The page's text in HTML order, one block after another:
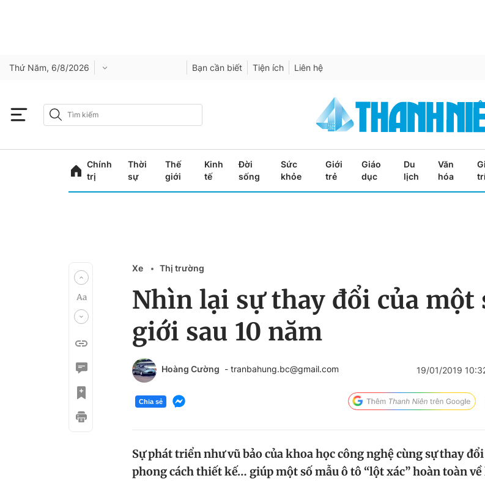
Thứ Năm, 6/8/2026 Bạn cần biết Tiện ích Liên hệ
Chính
trị
Thời
sự
Thế
giới
Kinh
tế
Đời
sống
Sức
khỏe
Giới
trẻ
Giáo
dục
Du
lịch
Văn
hóa
Xe Thị trường
Nhìn lại sự thay đổi của một
giới sau 10 năm
Hoàng Cường - tranbahung.bc@gmail.com 19/01/2019
Chia sẻ
Sự phát triển như vũ bảo của khoa học công nghệ cùng sự thay
phong cách thiết kế… giúp một số mẫu ô tô “lột xác” hoàn toàn